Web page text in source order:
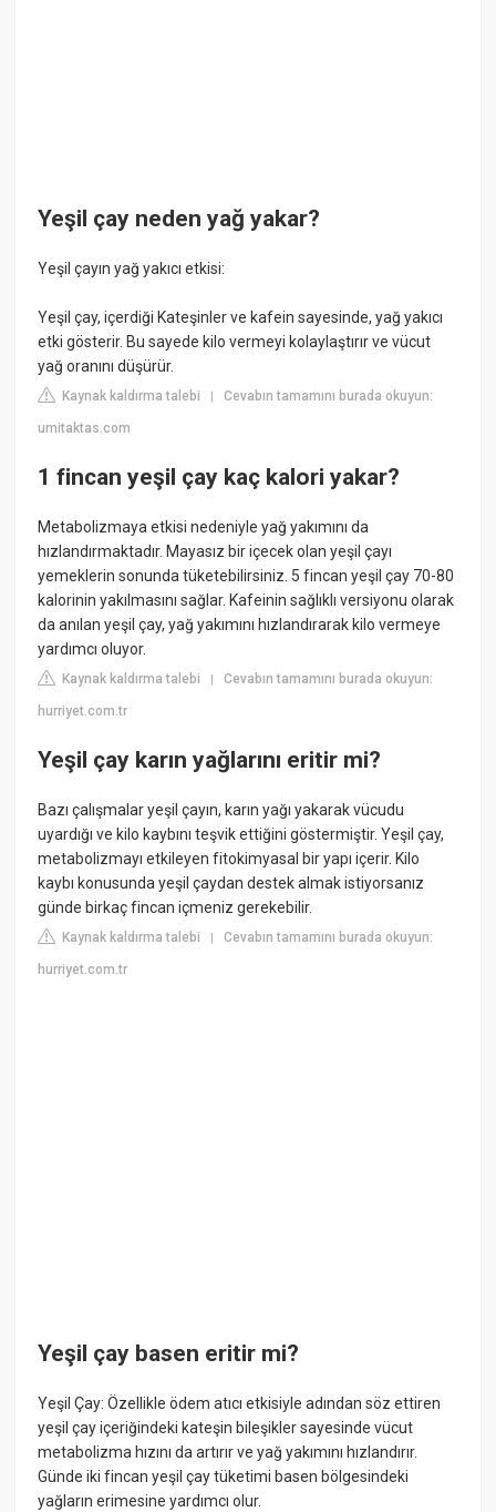
Yeşil çay neden yağ yakar?
Yeşil çayın yağ yakıcı etkisi:
Yeşil çay, içerdiği Kateşinler ve kafein sayesinde, yağ yakıcı
etki gösterir. Bu sayede kilo vermeyi kolaylaştırır ve vücut
yağ oranını düşürür.
Kaynak kaldırma talebi |Cevabın tamamını burada okuyun:
umitaktas.com
1 fincan yeşil çay kaç kalori yakar?
Metabolizmaya etkisi nedeniyle yağ yakımını da
hızlandırmaktadır. Mayasız bir içecek olan yeşil çayı
yemeklerin sonunda tüketebilirsiniz. 5 fincan yeşil çay 70-80
kalorinin yakılmasını sağlar. Kafeinin sağlıklı versiyonu olarak
da anılan yeşil çay, yağ yakımını hızlandırarak kilo vermeye
yardımcı oluyor.
Kaynak kaldırma talebi |Cevabın tamamını burada okuyun:
hurriyet.com.tr
Yeşil çay karın yağlarını eritir mi?
Bazı çalışmalar yeşil çayın, karın yağı yakarak vücudu
uyardığı ve kilo kaybını teşvik ettiğini göstermiştir. Yeşil çay,
metabolizmayı etkileyen fitokimyasal bir yapı içerir. Kilo
kaybı konusunda yeşil çaydan destek almak istiyorsanız
günde birkaç fincan içmeniz gerekebilir.
Kaynak kaldırma talebi |Cevabın tamamını burada okuyun:
hurriyet.com.tr
Yeşil çay basen eritir mi?
Yeşil Çay: Özellikle ödem atıcı etkisiyle adından söz ettiren
yeşil çay içeriğindeki kateşin bileşikler sayesinde vücut
metabolizma hızını da artırır ve yağ yakımını hızlandırır.
Günde iki fincan yeşil çay tüketimi basen bölgesindeki
yağların erimesine yardımcı olur.